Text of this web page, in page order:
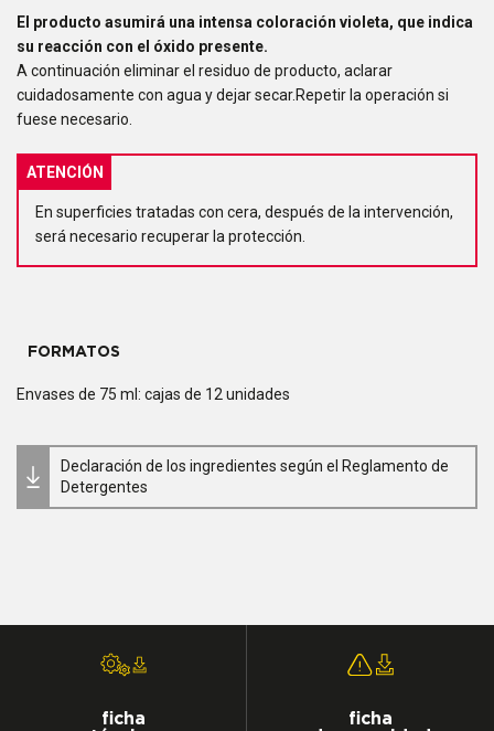
El producto asumirá una intensa coloración violeta, que indica
su reacción con el óxido presente.
A continuación eliminar el residuo de producto, aclarar
cuidadosamente con agua y dejar secar.Repetir la operación si
fuese necesario.
ATENCIÓN
En superficies tratadas con cera, después de la intervención,
será necesario recuperar la protección.
FORMATOS
Envases de 75 ml: cajas de 12 unidades
Declaración de los ingredientes según el Reglamento de
Detergentes
ficha
ficha